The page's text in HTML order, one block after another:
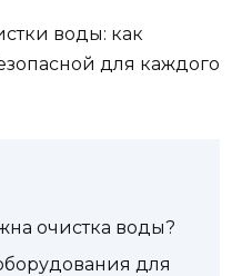
очистка воды?
для